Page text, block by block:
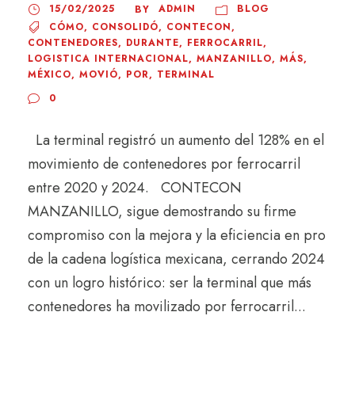
15/02/2025 BY ADMIN
BLOG
CÓMO, CONSOLIDÓ, CONTECON,
CONTENEDORES, DURANTE, FERROCARRIL,
LOGISTICA INTERNACIONAL, MANZANILLO, MÁS,
MÉXICO, MOVIÓ, POR, TERMINAL
0
La terminal registró un aumento del 128% en el
movimiento de contenedores por ferrocarril
entre 2020 y 2024. CONTECON
MANZANILLO, sigue demostrando su firme
compromiso con la mejora y la eficiencia en pro
de la cadena logística mexicana, cerrando 2024
con un logro histórico: ser la terminal que más
contenedores ha movilizado por ferrocarril...